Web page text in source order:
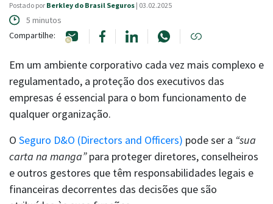
comercial@berkley.com.br0800 777 3123
Postado por Berkley do Brasil Seguros | 03.02.2025
5 minutos
Compartilhe:
Em um ambiente corporativo cada vez mais complexo e
regulamentado, a proteção dos executivos das
empresas é essencial para o bom funcionamento de
qualquer organização.
O Seguro D&O (Directors and Officers) pode ser a “sua
carta na manga”para proteger diretores, conselheiros
e outros gestores que têm responsabilidades legais e
financeiras decorrentes das decisões que são